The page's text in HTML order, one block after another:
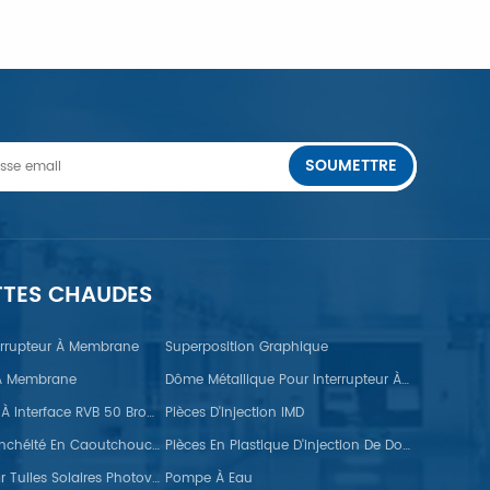
APPRENDRE ENCORE PLUS
SOUMETTRE
CHAUDES
À Membrane
Superposition Graphique
Membrane
Dôme Métallique Pour Interrupteur À Membrane FPC
Moniteur TFT À Interface RVB 50 Broches Pièces D'injection IMD
Bandes D'étanchéité En Caoutchouc Pour L'automobile
Pièces En Plastique D'injection De Doubles Couleurs
Crochets Pour Tuiles Solaires Photovoltaïques Pompe À Eau